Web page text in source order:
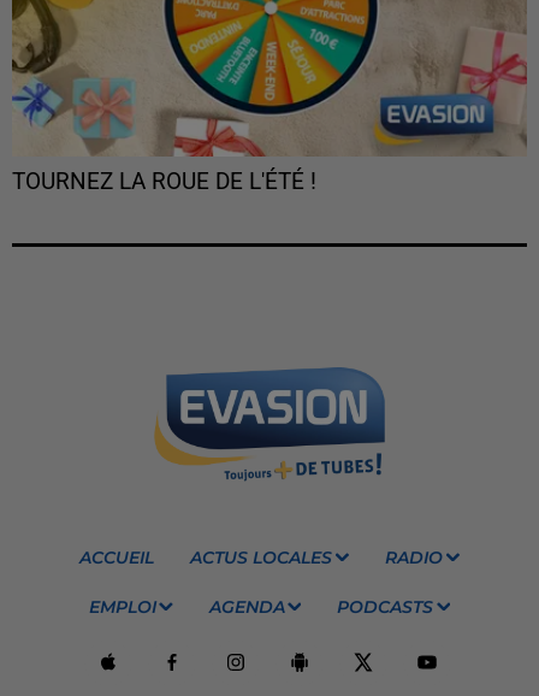
TOURNEZ LA ROUE DE L'ÉTÉ !
ACCUEIL ACTUS LOCALES RADIO
EMPLOI AGENDA PODCASTS